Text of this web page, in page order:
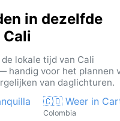
in dezelfde
lokale tijd van Cali
handig voor het plannen
van daglichturen.
🇨🇴 Weer in
Colombia